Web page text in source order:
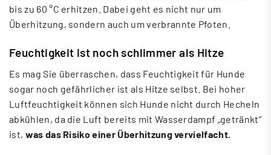
bis zu 60 °C erhitzen. Dabei geht es nicht nur um
Überhitzung, sondern auch um verbrannte Pfoten.
Feuchtigkeit ist noch schlimmer als Hitze
Es mag Sie überraschen, dass Feuchtigkeit für Hunde
sogar noch gefährlicher ist als Hitze selbst. Bei hoher
Luftfeuchtigkeit können sich Hunde nicht durch Hecheln
abkühlen, da die Luft bereits mit Wasserdampf „getränkt“
ist, was das Risiko einer Überhitzung vervielfacht.